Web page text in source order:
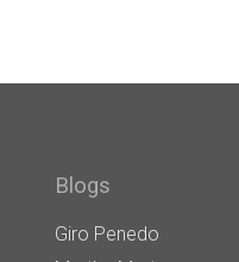
Blogs
Giro Penedo